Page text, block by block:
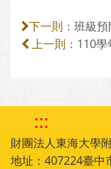
下一則： 班級
上一則： 110學
:::
財團法人東海大學
地址：407224臺中